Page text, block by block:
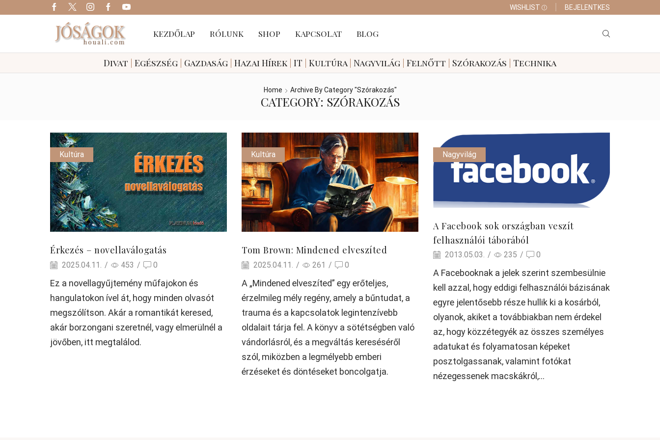
WISHLIST BEJELENTKES
KEZDŐLAP RÓLUNK SHOP KAPCSOLAT BLOG
Divat | Egészség | Gazdaság | Hazai Hírek | IT | Kultúra| Nagyvilág | Felnőtt | Szórakozás | Technika
Home Archive By Category "Szórakozás"
CATEGORY: SZÓRAKOZÁS
Kultúra
Érkezés – novellaválogatás
2025.04.11. / 453 / 0
Ez a novellagyűjtemény műfajokon és
hangulatokon ível át, hogy minden olvasót
megszólítson. Akár a romantikát keresed,
akár borzongani szeretnél, vagy elmerülnél a
jövőben, itt megtalálod.
Kultúra
Tom Brown: Mindened elveszíted
2025.04.11. / 261 / 0
A „Mindened elveszíted” egy erőteljes,
érzelmileg mély regény, amely a bűntudat, a
trauma és a kapcsolatok legintenzívebb
oldalait tárja fel. A könyv a sötétségben való
vándorlásról, és a megváltás kereséséről
szól, miközben a legmélyebb emberi
érzéseket és döntéseket boncolgatja.
Nagyvilág
A Facebook sok országban veszít
felhasználói táborából
2013.05.03. / 235 / 0
A Facebooknak a jelek szerint szembesülnie
kell azzal, hogy eddigi felhasználói bázisának
egyre jelentősebb része hullik ki a kosárból,
olyanok, akiket a továbbiakban nem érdekel
az, hogy közzétegyék az összes személyes
adatukat és folyamatosan képeket
posztolgassanak, valamint fotókat
nézegessenek macskákról,...